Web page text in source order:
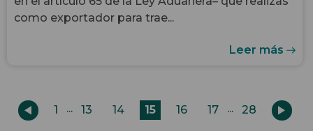
como exportador para trae...
Leer más
1 ... 13 14 15 16 17 ... 28